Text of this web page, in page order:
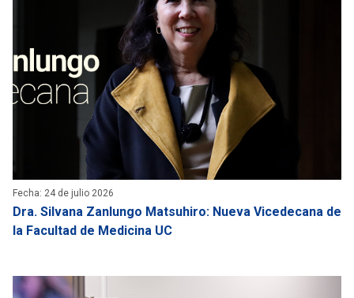
Fecha: 24 de julio 2026
Dra. Silvana Zanlungo Matsuhiro: Nueva Vicedecana de
la Facultad de Medicina UC